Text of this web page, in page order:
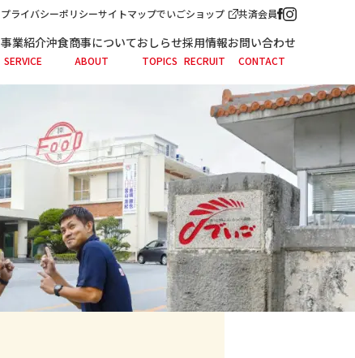
事業紹介
SERVICE
沖食商事について
ABOUT
おしらせ
TOPICS
採用情報
RECRUIT
お問い合わせ
CONTACT
プライバシーポリシーサイトマップでいごショップ 共済会員